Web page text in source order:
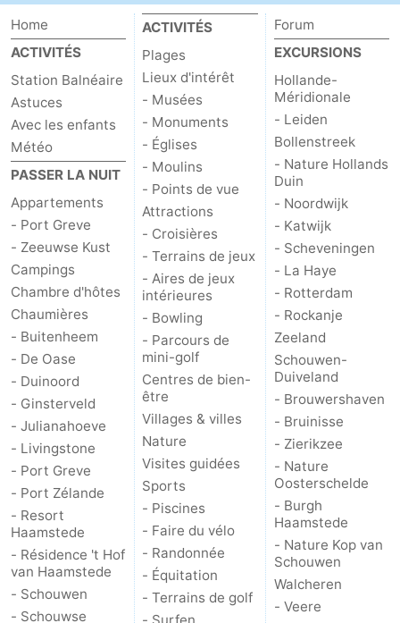
Home
ACTIVITÉS
Station Balnéaire
Astuces
Avec les enfants
Météo
PASSER LA NUIT
Appartements
- Port Greve
- Zeeuwse Kust
Campings
Chambre d'hôtes
Chaumières
- Buitenheem
- De Oase
- Duinoord
- Ginsterveld
- Julianahoeve
- Livingstone
- Port Greve
- Port Zélande
- Resort
Haamstede
- Résidence 't Hof
van Haamstede
- Schouwen
- Schouwse
ACTIVITÉS
Plages
Lieux d'intérêt
- Musées
- Monuments
- Églises
- Moulins
- Points de vue
Attractions
- Croisières
- Terrains de jeux
- Aires de jeux
intérieures
- Bowling
- Parcours de
mini-golf
Centres de bien-
être
Villages & villes
Nature
Visites guidées
Sports
- Piscines
- Faire du vélo
- Randonnée
- Équitation
- Terrains de golf
Forum
EXCURSIONS
Hollande-
Méridionale
- Leiden
Bollenstreek
- Nature Hollands
Duin
- Noordwijk
- Katwijk
- Scheveningen
- La Haye
- Rotterdam
- Rockanje
Zeeland
Schouwen-
Duiveland
- Brouwershaven
- Bruinisse
- Zierikzee
- Nature
Oosterschelde
- Burgh
Haamstede
- Nature Kop van
Schouwen
Walcheren
- Veere